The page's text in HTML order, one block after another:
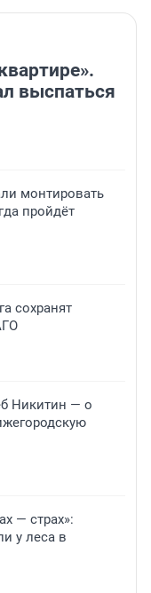
выспаться
монтировать
пройдёт
сохранят
Никитин — о
— страх»:
у леса в